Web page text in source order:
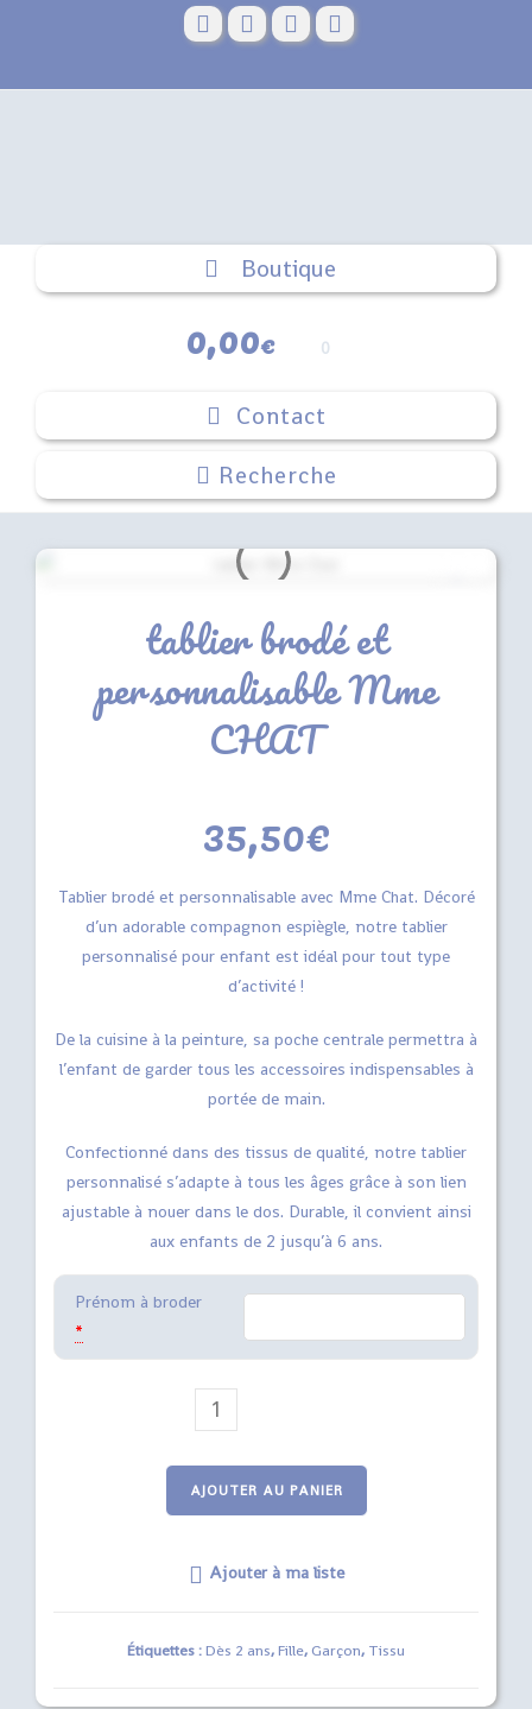
Boutique
0,00€ 0
Contact
tablier brodé et
personnalisable Mme
CHAT
35,50€
Tablier brodé et personnalisable avec Mme Chat. Décoré
d’un adorable compagnon espiègle, notre tablier
personnalisé pour enfant est idéal pour tout type
d’activité !
De la cuisine à la peinture, sa poche centrale permettra à
l’enfant de garder tous les accessoires indispensables à
portée de main.
Confectionné dans des tissus de qualité, notre tablier
personnalisé s’adapte à tous les âges grâce à son lien
ajustable à nouer dans le dos. Durable, il convient ainsi
aux enfants de 2 jusqu’à 6 ans.
Prénom à broder
*
tablier
brodé
et
Mme
AJOUTER AU PANIER
Ajouter à ma liste
Étiquettes :Dès 2 ans,Fille, Garçon, Tissu